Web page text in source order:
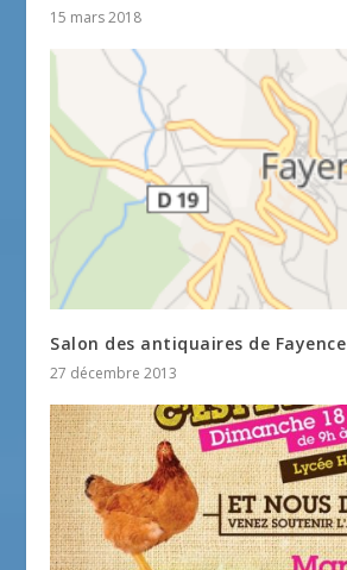
15 mars 2018
Salon des antiquaires de Fayence
27 décembre 2013